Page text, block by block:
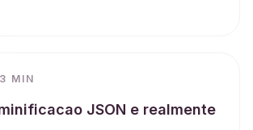
3 MIN
JSON e realmente